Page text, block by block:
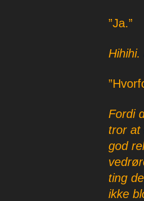
”Ja.”
Fordi
tror
god
ting
ikke